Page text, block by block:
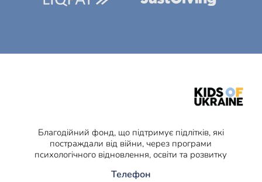
Благодійний фонд, що підтримує підлітків, які
постраждали від війни, через програми
психологічного відновлення, освіти та розвитку
Телефон